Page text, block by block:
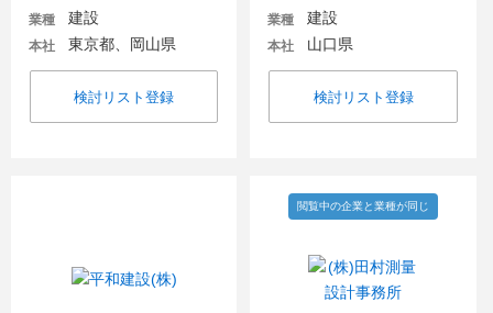
業種 建設
本社 東京都、岡山県
検討リスト登録
業種 建設
本社 山口県
検討リスト登録
閲覧中の企業と業種が同じ